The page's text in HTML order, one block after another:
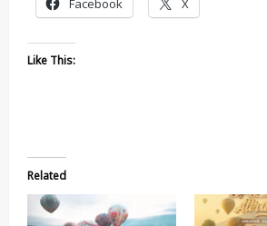
Facebook X
Like This:
Related